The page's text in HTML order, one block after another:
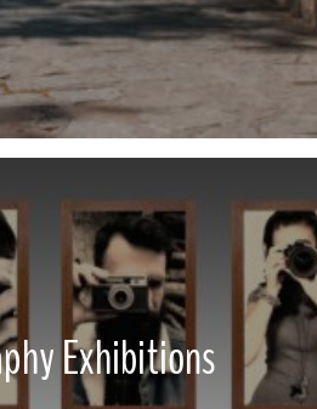
Exhibitions